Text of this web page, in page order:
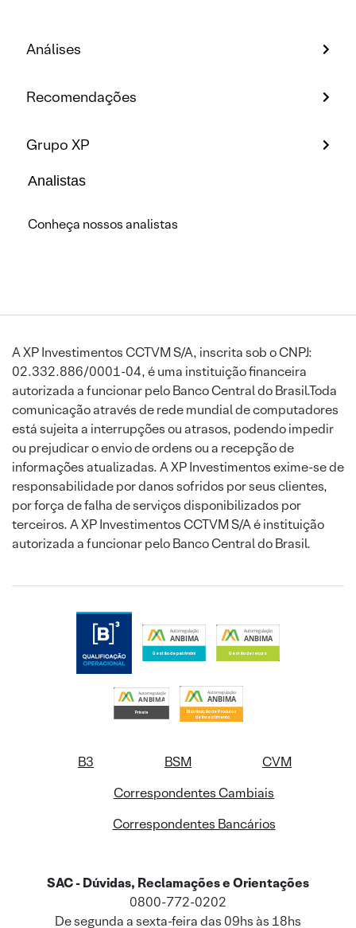
Análises
Recomendações
Grupo XP
Analistas
Conheça nossos analistas
A XP Investimentos CCTVM S/A, inscrita sob o CNPJ:
02.332.886/0001-04, é uma instituição financeira
autorizada a funcionar pelo Banco Central do Brasil.Toda
comunicação através de rede mundial de computadores
está sujeita a interrupções ou atrasos, podendo impedir
ou prejudicar o envio de ordens ou a recepção de
informações atualizadas. A XP Investimentos exime-se de
responsabilidade por danos sofridos por seus clientes,
por força de falha de serviços disponibilizados por
terceiros. A XP Investimentos CCTVM S/A é instituição
autorizada a funcionar pelo Banco Central do Brasil.
B3 BSM
CVM
Correspondentes Cambiais
Correspondentes Bancários
SAC - Dúvidas, Reclamações e Orientações
0800-772-0202
De segunda a sexta-feira das 09hs às 18hs